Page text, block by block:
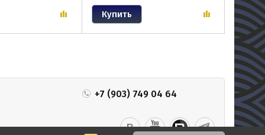
+7 (903) 749 04 64